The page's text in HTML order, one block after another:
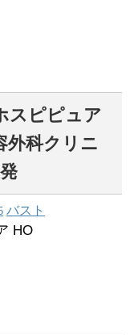
スピピュア
外科クリニ
バスト
HO